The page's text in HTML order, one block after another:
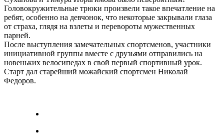
Головокружительные трюки произвели такое впечатление на
ребят, особенно на девчонок, что некоторые закрывали глаза
от страха, глядя на взлеты и перевороты мужественных
парней.
После выступления замечательных спортсменов, участники
инициативной группы вместе с друзьями отправились на
новеньких велосипедах в свой первый спортивный урок.
Старт дал старейший можайский спортсмен Николай
Федоров.